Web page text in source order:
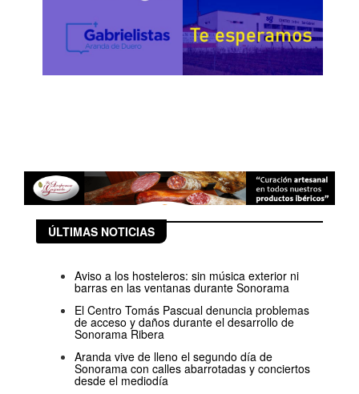
ÚLTIMAS NOTICIAS
Aviso a los hosteleros: sin música exterior ni
barras en las ventanas durante Sonorama
El Centro Tomás Pascual denuncia problemas
de acceso y daños durante el desarrollo de
Sonorama Ribera
Aranda vive de lleno el segundo día de
Sonorama con calles abarrotadas y conciertos
desde el mediodía